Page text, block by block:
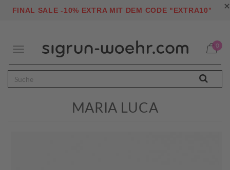
×
FINAL SALE -10% EXTRA MIT DEM CODE "EXTRA10"
Toggle
0
MARIA LUCA